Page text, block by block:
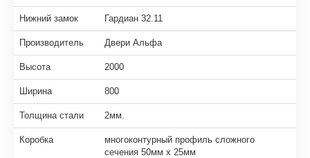
Нижний замок Гардиан 32.11
Производитель Двери Альфа
Высота 2000
Ширина 800
Толщина стали 2мм.
Коробка
многоконтурный профиль сложного
сечения 50мм х 25мм